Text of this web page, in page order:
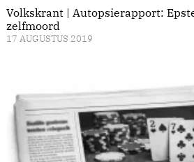
Volkskrant | Autopsierapport:
zelfmoord
17 AUGUSTUS 2019